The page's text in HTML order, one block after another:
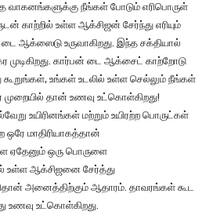
வாகனங்களுக்கு நீங்கள் போடும் எரிபொருள்
காற்றில் உள்ள ஆக்சிஜன் சேர்ந்து எரியும்
ஆக்ஸைடு உருவாகிறது. இந்த சக்தியால்
கார்பன் டை ஆக்சைட் காற்றோடு
கூறுங்கள், உங்கள் உடலில் உள்ள செல்லும் நீங்கள்
முறையில் தான் உணவு உட்கொள்கிறது!
உயிரினங்கள் மற்றும் உயிரற்ற பொருட்கள்
மாதிரியாகத்தான்
ஏதேனும் ஒரு பொருளை
உள்ள ஆக்சிஜனை சேர்த்து
அனைத்திற்கும் ஆதாரம். தாவரங்கள் கூட
உணவு உட்கொள்கிறது.